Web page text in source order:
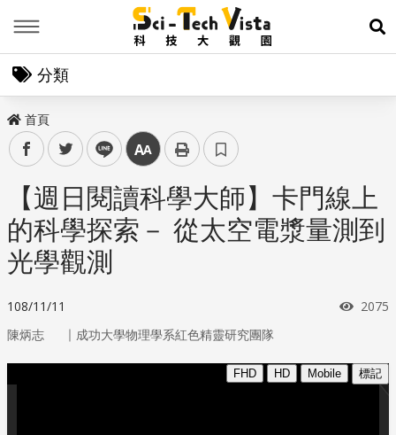
展
分類
首頁
facebooktwitter line 中
【週日閱讀科學大師】卡門線上
的科學探索－ 從太空電漿量測到
光學觀測
108/11/11 瀏覽
2075
陳炳志 ｜ 成功大學物理學系紅色精靈研究團隊